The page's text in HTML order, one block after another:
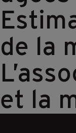
de la
et la